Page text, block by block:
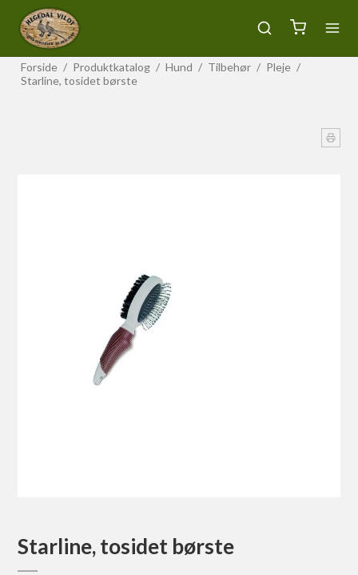
Forside / Produktkatalog / Hund / Tilbehør / Pleje /
Starline, tosidet børste
Starline, tosidet børste